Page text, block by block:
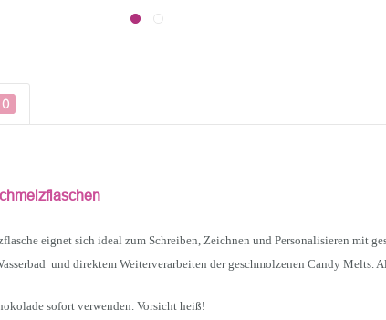
0
eignet sich ideal zum Schreiben, Zeichnen und Personalisieren mit
und direktem Weiterverarbeiten der geschmolzenen Candy
sofort verwenden. Vorsicht heiß!